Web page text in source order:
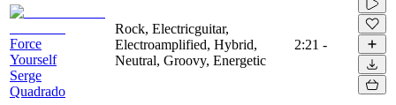
Force
Yourself
Serge
Quadrado
Rock, Electricguitar,
Electroamplified, Hybrid,
Neutral, Groovy, Energetic
2:21 -